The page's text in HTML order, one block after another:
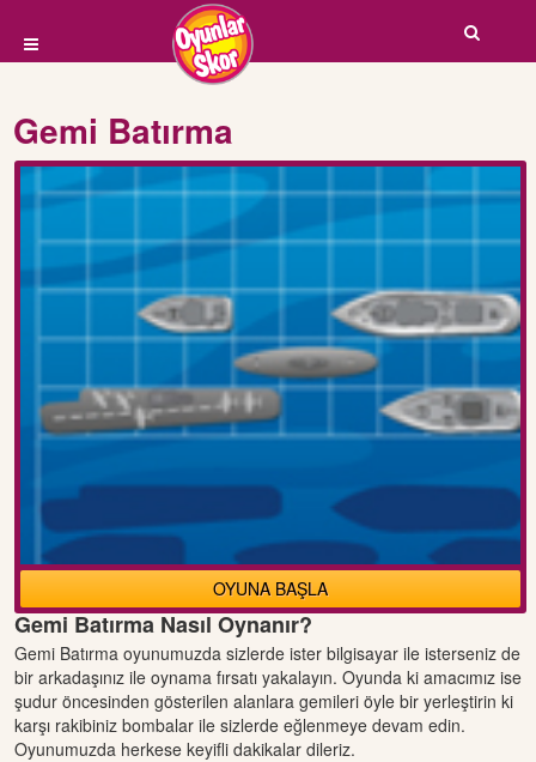
Gemi Batırma
OYUNA BAŞLA
Gemi Batırma Nasıl Oynanır?
Gemi Batırma oyunumuzda sizlerde ister bilgisayar ile isterseniz de
bir arkadaşınız ile oynama fırsatı yakalayın. Oyunda ki amacımız ise
şudur öncesinden gösterilen alanlara gemileri öyle bir yerleştirin ki
karşı rakibiniz bombalar ile sizlerde eğlenmeye devam edin.
Oyunumuzda herkese keyifli dakikalar dileriz.